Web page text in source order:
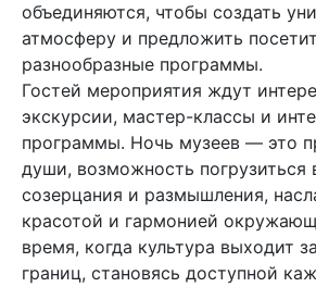
объединяются, чтобы создать
атмосферу и предложить
разнообразные программы.
Гостей мероприятия ждут
экскурсии, мастер-классы и
программы. Ночь музеев — это
души, возможность погрузиться
созерцания и размышления,
красотой и гармонией
время, когда культура выходит
границ, становясь доступной